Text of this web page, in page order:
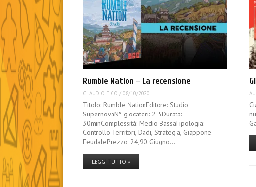
Rumble Nation – La recensione
CLAUDIO FICO /08/10/2020
Titolo: Rumble NationEditore: Studio
SupernovaN° giocatori: 2-5Durata:
30minComplessità: Medio BassaTipologia:
Controllo Territori, Dadi, Strategia, Giappone
FeudalePrezzo: 24,90 Giugno…
LEGGI TUTTO »